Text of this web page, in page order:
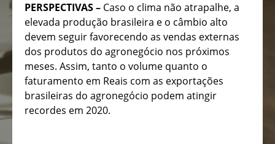
PERSPECTIVAS – Caso o clima não atrapalhe, a
elevada produção brasileira e o câmbio alto
devem seguir favorecendo as vendas externas
dos produtos do agronegócio nos próximos
meses. Assim, tanto o volume quanto o
faturamento em Reais com as exportações
brasileiras do agronegócio podem atingir
recordes em 2020.